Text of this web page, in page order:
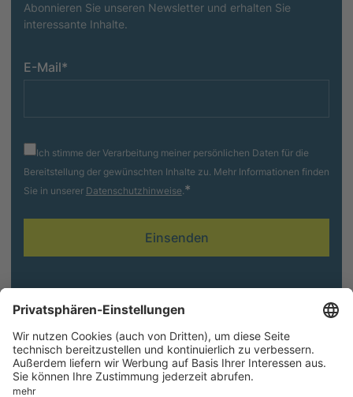
Abonnieren Sie unseren Newsletter und erhalten Sie
interessante Inhalte.
E-Mail*
Ich stimme der Verarbeitung meiner persönlichen Daten für die
Bereitstellung der gewünschten Inhalte zu. Mehr Informationen finden
Sie in unserer Datenschutzhinweise.*
Folgen Sie uns
AGB